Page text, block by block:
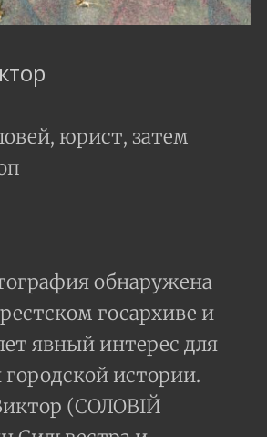
юрист, затем
обнаружена
госархиве и
явный интерес для
истории.
(СОЛОВІЙ